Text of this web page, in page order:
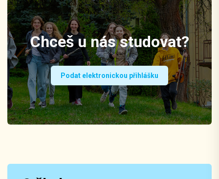
Chceš u nás studovat?
Podat elektronickou přihlášku